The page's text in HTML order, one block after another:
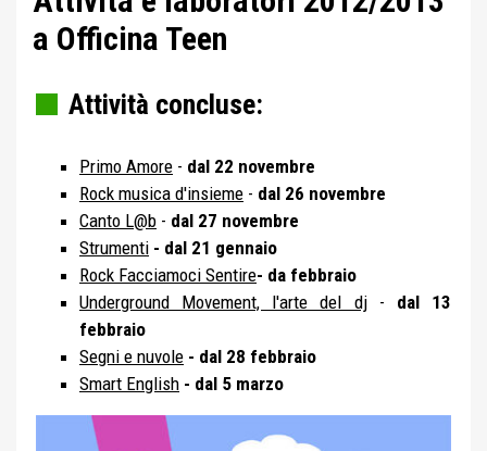
a Officina Teen
Attività concluse:
Primo Amore - dal 22 novembre
Rock musica d'insieme - dal 26 novembre
Canto L@b - dal 27 novembre
Strumenti - dal 21 gennaio
Rock Facciamoci Sentire- da febbraio
Underground Movement, l'arte del dj- dal 13
febbraio
Segni e nuvole - dal 28 febbraio
Smart English - dal 5 marzo